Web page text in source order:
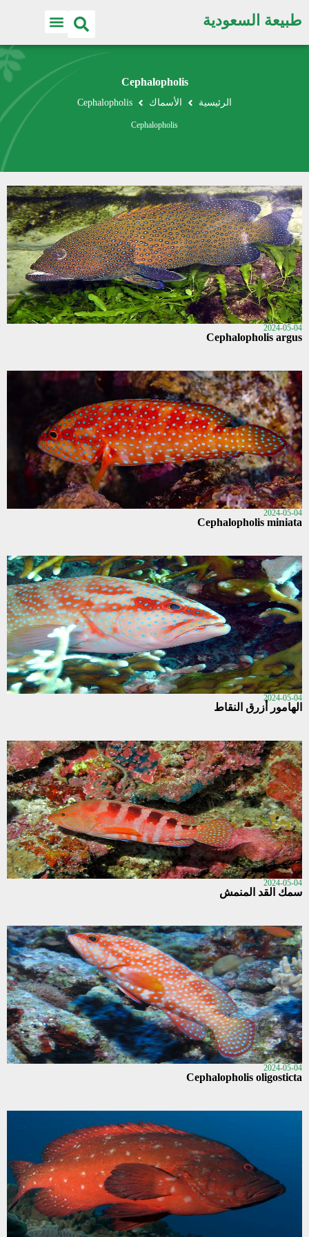
طبيعة السعودية
Cephalopholis
الرئيسية الأسماك Cephalopholis
Cephalopholis
2024-05-04
Cephalopholis argus
2024-05-04
Cephalopholis miniata
2024-05-04
الهامور أزرق النقاط
2024-05-04
سمك القد المنمش
2024-05-04
Cephalopholis oligosticta